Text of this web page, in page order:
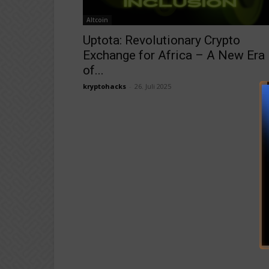
Altcoin
Uptota: Revolutionary Crypto
Exchange for Africa – A New Era
of...
kryptohacks 26. Juli 2025